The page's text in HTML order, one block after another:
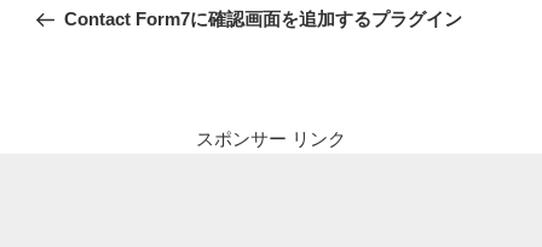
ナ
の
Contact Form7に確認画面を追加するプラグイン
スポンサー リンク